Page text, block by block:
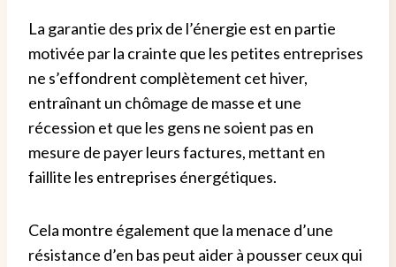
La garantie des prix de l’énergie est en partie
motivée par la crainte que les petites entreprises
ne s’effondrent complètement cet hiver,
entraînant un chômage de masse et une
récession et que les gens ne soient pas en
mesure de payer leurs factures, mettant en
faillite les entreprises énergétiques.
Cela montre également que la menace d’une
résistance d’en bas peut aider à pousser ceux qui